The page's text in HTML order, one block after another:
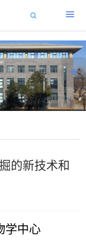
的新技术和
学中心